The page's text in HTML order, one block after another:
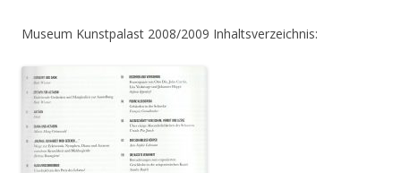
Museum Kunstpalast 2008/2009 Inhaltsverzeichnis: